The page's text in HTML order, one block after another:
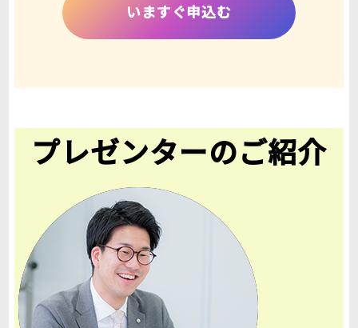
いますぐ申込む
プレゼンターのご紹介